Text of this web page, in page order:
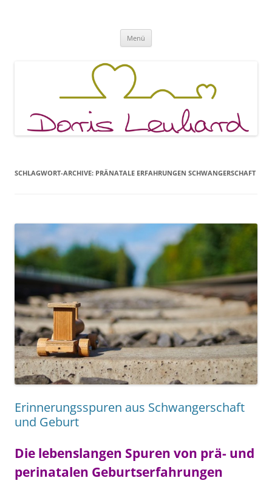
Menü
SCHLAGWORT-ARCHIVE: PRÄNATALE ERFAHRUNGEN SCHWANGERSCHAFT
Erinnerungsspuren aus Schwangerschaft
und Geburt
Die lebenslangen Spuren von prä- und
perinatalen Geburtserfahrungen